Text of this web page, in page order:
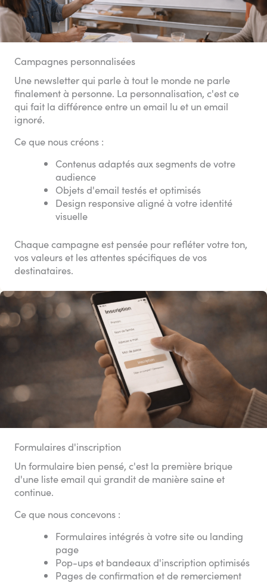
Campagnes personnalisées
Une newsletter qui parle à tout le monde ne parle
finalement à personne. La personnalisation, c'est ce
qui fait la différence entre un email lu et un email
ignoré.
Ce que nous créons :
Contenus adaptés aux segments de votre
audience
Objets d'email testés et optimisés
Design responsive aligné à votre identité
visuelle
Chaque campagne est pensée pour refléter votre ton,
vos valeurs et les attentes spécifiques de vos
destinataires.
Formulaires d'inscription
Un formulaire bien pensé, c'est la première brique
d'une liste email qui grandit de manière saine et
continue.
Ce que nous concevons :
Formulaires intégrés à votre site ou landing
page
Pop-ups et bandeaux d'inscription optimisés
Pages de confirmation et de remerciement